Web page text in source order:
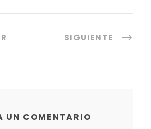
SIGUIENTE
UN COMENTARIO